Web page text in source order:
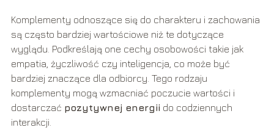
Komplementy odnoszące się do charakteru i zachowania
są często bardziej wartościowe niż te dotyczące
wyglądu. Podkreślają one cechy osobowości takie jak
empatia, życzliwość czy inteligencja, co może być
bardziej znaczące dla odbiorcy. Tego rodzaju
komplementy mogą wzmacniać poczucie wartości i
dostarczać pozytywnej energii do codziennych
interakcji.